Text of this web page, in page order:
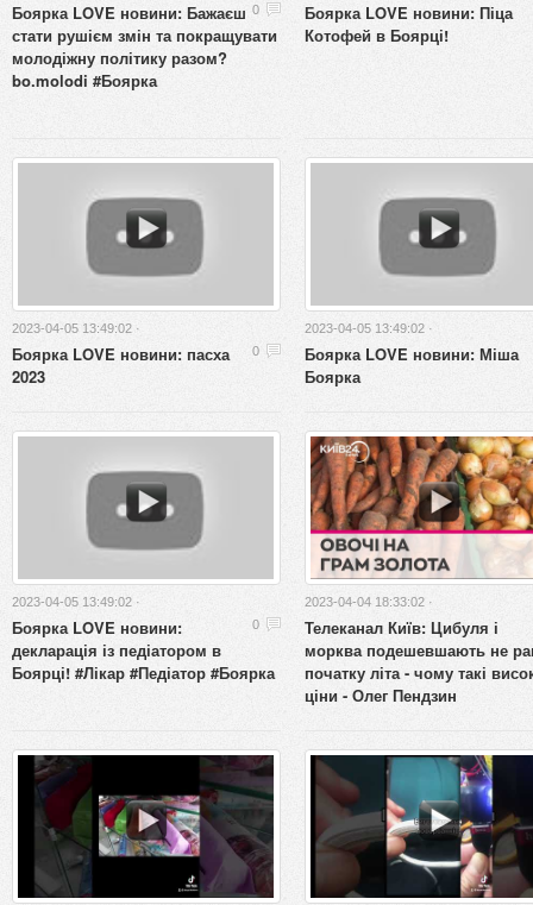
0
Боярка LOVE новини: Бажаєш
стати рушієм змін та покращувати
молодіжну політику разом?
bo.molodi #Боярка
Боярка LOVE новини: Піца
Котофей в Боярці!
2023-04-05 13:49:02 ·
0
Боярка LOVE новини: пасха
2023
2023-04-05 13:49:02 ·
Боярка LOVE новини: Міша
Боярка
2023-04-05 13:49:02 ·
0
Боярка LOVE новини:
декларація із педіатором в
Боярці! #Лікар #Педіатор #Боярка
2023-04-04 18:33:02 ·
Телеканал Київ: Цибуля і
морква подешевшають не
початку літа - чому такі
ціни - Олег Пендзин